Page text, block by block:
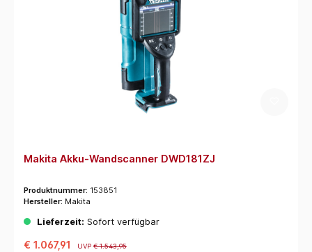
Makita Akku-Wandscanner DWD181ZJ
Produktnummer: 153851
Hersteller: Makita
Lieferzeit: Sofort verfügbar
€ 1.067,91 UVP€ 1.543,95